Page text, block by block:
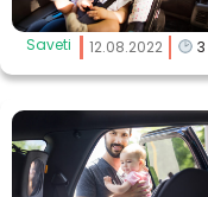
Saveti 12.08.2022 3